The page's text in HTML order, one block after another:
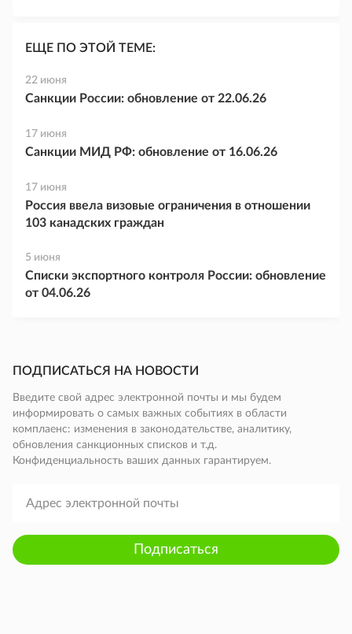
ЕЩЕ ПО ЭТОЙ ТЕМЕ:
22 июня
Санкции России: обновление от 22.06.26
17 июня
Санкции МИД РФ: обновление от 16.06.26
17 июня
Россия ввела визовые ограничения в отношении
103 канадских граждан
5 июня
Списки экспортного контроля России: обновление
от 04.06.26
ПОДПИСАТЬСЯ НА НОВОСТИ
Введите свой адрес электронной почты и мы будем
информировать о самых важных событиях в области
комплаенс: изменения в законодательстве, аналитику,
обновления санкционных списков и т.д.
Конфиденциальность ваших данных гарантируем.
Подписаться